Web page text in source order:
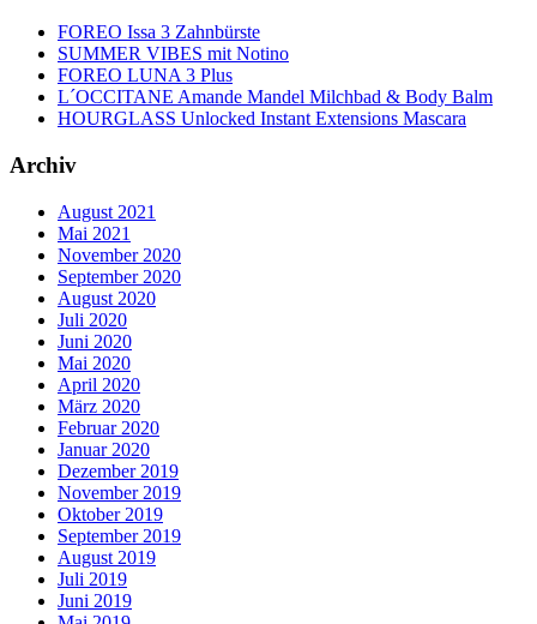
FOREO Issa 3 Zahnbürste
SUMMER VIBES mit Notino
FOREO LUNA 3 Plus
L´OCCITANE Amande Mandel Milchbad & Body Balm
HOURGLASS Unlocked Instant Extensions Mascara
Archiv
August 2021
Mai 2021
November 2020
September 2020
August 2020
Juli 2020
Juni 2020
Mai 2020
April 2020
März 2020
Februar 2020
Januar 2020
Dezember 2019
November 2019
Oktober 2019
September 2019
August 2019
Juli 2019
Juni 2019